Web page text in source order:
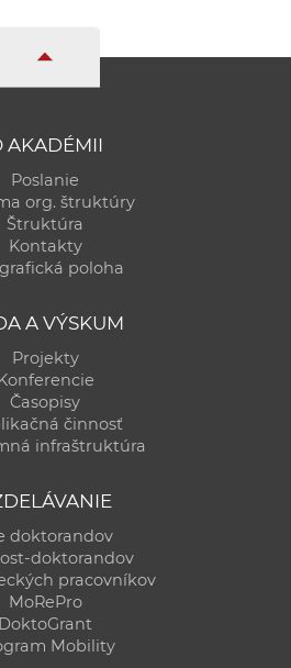
AKADÉMII
Poslanie
org. štruktúry
Štruktúra
Kontakty
poloha
A VÝSKUM
Projekty
Časopisy
činnosť
infraštruktúra
doktorandov
doktorandov
pracovníkov
MoRePro
DoktoGrant
Mobility